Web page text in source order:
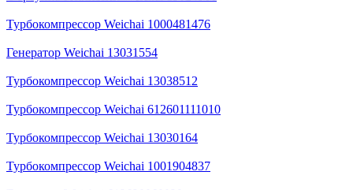
Турбокомпрессор Weichai 1000481476
Генератор Weichai 13031554
Турбокомпрессор Weichai 13038512
Турбокомпрессор Weichai 612601111010
Турбокомпрессор Weichai 13030164
Турбокомпрессор Weichai 1001904837